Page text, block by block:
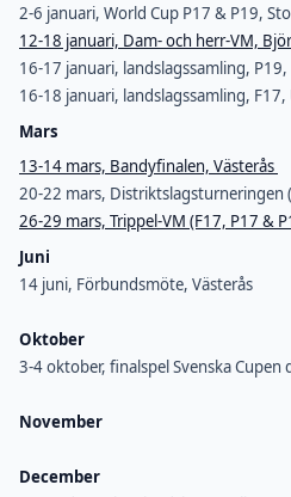
2-6 januari, World Cup P17 & P19,
12-18 januari, Dam- och herr-VM,
16-17 januari, landslagssamling,
16-18 januari, landslagssamling, F17,
Mars
13-14 mars, Bandyfinalen, Västerås
20-22 mars, Distriktslagsturneringen
26-29 mars, Trippel-VM (F17, P17 &
Juni
14 juni, Förbundsmöte, Västerås
Oktober
3-4 oktober, finalspel Svenska Cupen
November
December